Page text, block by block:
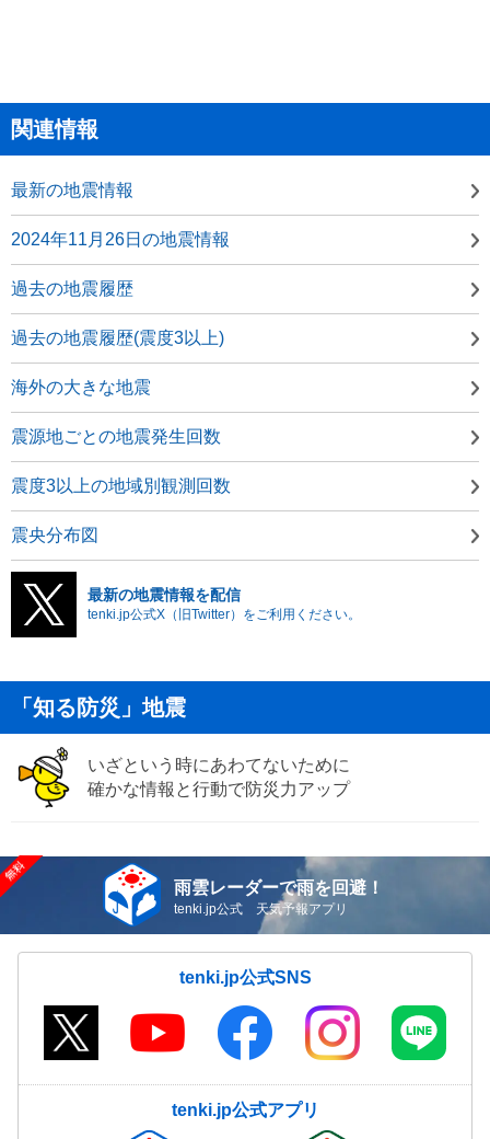
関連情報
最新の地震情報
2024年11月26日の地震情報
過去の地震履歴
過去の地震履歴(震度3以上)
海外の大きな地震
震源地ごとの地震発生回数
震度3以上の地域別観測回数
震央分布図
最新の地震情報を配信
tenki.jp公式X（旧Twitter）をご利用ください。
「知る防災」地震
いざという時にあわてないために
確かな情報と行動で防災力アップ
雨雲レーダーで雨を回避！
tenki.jp公式 天気予報アプリ
tenki.jp公式SNS
tenki.jp公式アプリ